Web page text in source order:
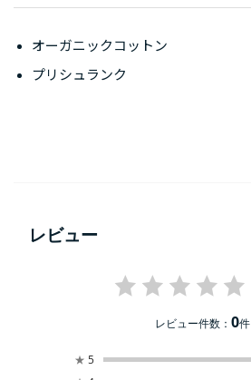
オーガニックコットン
プリシュランク
レビュー
レビュー件数：0件
★ 5